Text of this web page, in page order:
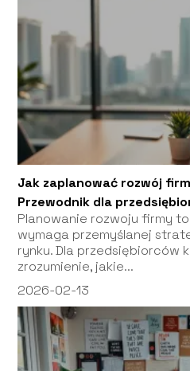
Jak zaplanować rozwój
Przewodnik dla
Planowanie rozwoju firmy
wymaga przemyślanej
rynku. Dla przedsiębiorców
zrozumienie, jakie...
2026-02-13